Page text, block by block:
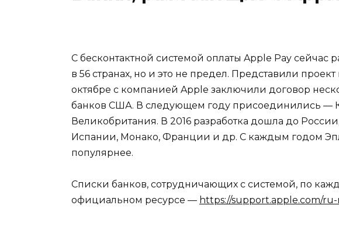
С бесконтактной системой оплаты Apple Pay сейчас
в 56 странах, но и это не предел. Представили
октябре с компанией Apple заключили договор
банков США. В следующем году присоединились —
Великобритания. В 2016 разработка дошла до
Испании, Монако, Франции и др. С каждым годом
популярнее.
Списки банков, сотрудничающих с системой, по
официальном ресурсе — https://support.apple.com/